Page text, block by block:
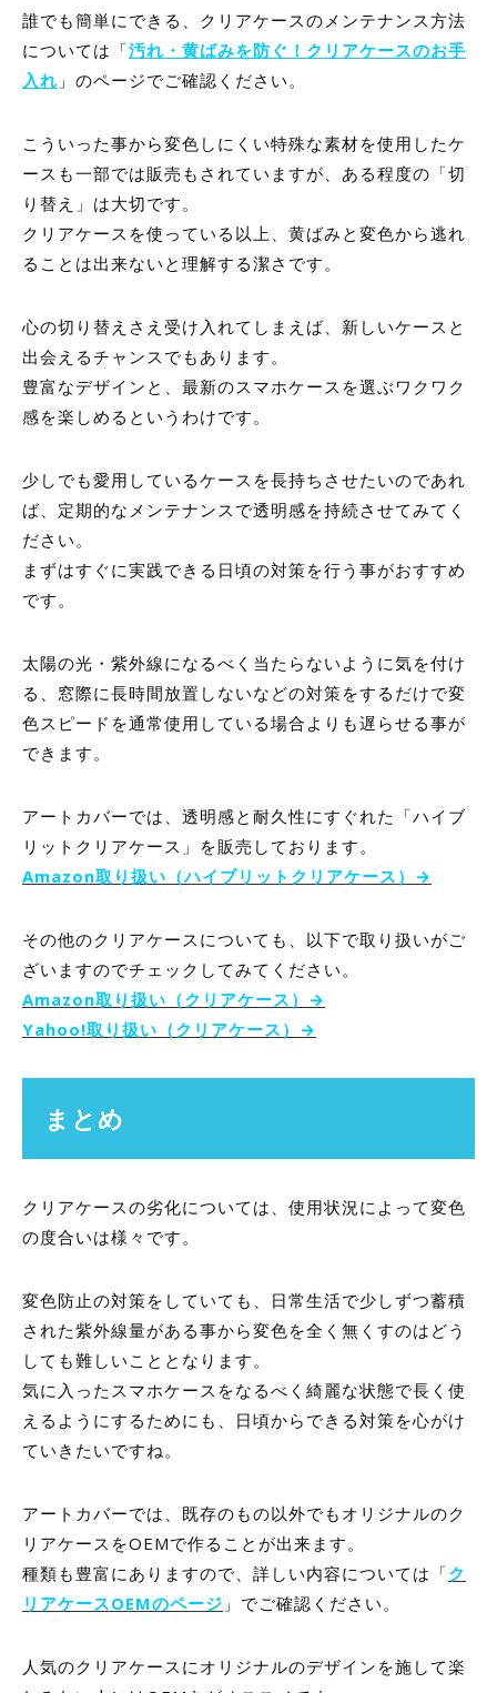
誰でも簡単にできる、クリアケースのメンテナンス方法
については「汚れ・黄ばみを防ぐ！クリアケースのお手
入れ 」のページでご確認ください。
こういった事から変色しにくい特殊な素材を使用したケ
ースも一部では販売もされていますが、ある程度の「切
り替え」は大切です。
クリアケースを使っている以上、黄ばみと変色から逃れ
ることは出来ないと理解する潔さです。
心の切り替えさえ受け入れてしまえば、新しいケースと
出会えるチャンスでもあります。
豊富なデザインと、最新のスマホケースを選ぶワクワク
感を楽しめるというわけです。
少しでも愛用しているケースを長持ちさせたいのであれ
ば、定期的なメンテナンスで透明感を持続させてみてく
ださい。
まずはすぐに実践できる日頃の対策を行う事がおすすめ
です。
太陽の光・紫外線になるべく当たらないように気を付け
る、窓際に長時間放置しないなどの対策をするだけで変
色スピードを通常使用している場合よりも遅らせる事が
できます。
アートカバーでは、透明感と耐久性にすぐれた「ハイブ
リットクリアケース」を販売しております。
Amazon取り扱い（ハイブリットクリアケース）→
その他のクリアケースについても、以下で取り扱いがご
ざいますのでチェックしてみてください。
Amazon取り扱い（クリアケース）→
Yahoo!取り扱い（クリアケース）→
まとめ
クリアケースの劣化については、使用状況によって変色
の度合いは様々です。
変色防止の対策をしていても、日常生活で少しずつ蓄積
された紫外線量がある事から変色を全く無くすのはどう
しても難しいこととなります。
気に入ったスマホケースをなるべく綺麗な状態で長く使
えるようにするためにも、日頃からできる対策を心がけ
ていきたいですね。
アートカバーでは、既存のもの以外でもオリジナルのク
リアケースをOEMで作ることが出来ます。
種類も豊富にありますので、詳しい内容については「ク
リアケースOEMのページ 」でご確認ください。
人気のクリアケースにオリジナルのデザインを施して楽